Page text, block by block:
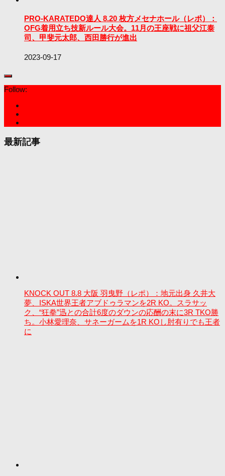
PRO-KARATEDO達人 8.20 枚方メセナホール（レポ）：
OFG着用立ち技新ルール大会。11月の王座戦に祖父江泰
司、甲斐元太郎、西田勝行が進出
2023-09-17
Follow:
最新記事
KNOCK OUT 8.8 大阪 羽曳野（レポ）：地元出身 久井大
夢、ISKA世界王者アブドゥラマンを2R KO。スラサッ
ク、“狂拳”迅との合計6度のダウンの応酬の末に3R TKO勝
ち。小林愛理奈、サネーガームを1R KOし肘有りでも王者
に